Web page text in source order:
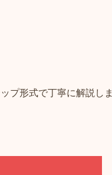
プ形式で丁寧に解説しま